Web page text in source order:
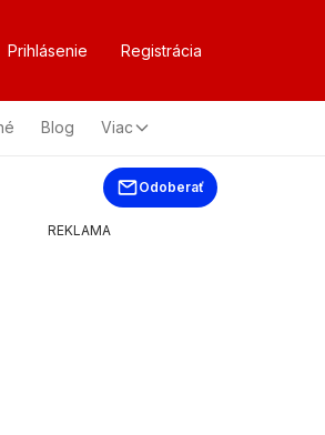
Prihlásenie Registrácia
Blog Viac
Odoberať
REKLAMA